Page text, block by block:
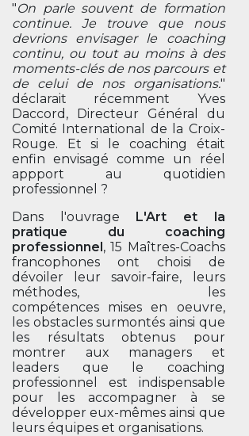
"On parle souvent de formation
continue. Je trouve que nous
devrions envisager le coaching
continu, ou tout au moins à des
moments-clés de nos parcours et
de celui de nos organisations."
déclarait récemment Yves
Daccord, Directeur Général du
Comité International de la Croix-
Rouge. Et si le coaching était
enfin envisagé comme un réel
appport au quotidien
professionnel ?
Dans l'ouvrage L'Art et la
pratique du coaching
professionnel, 15 Maîtres-Coachs
francophones ont choisi de
dévoiler leur savoir-faire, leurs
méthodes, les
compétences mises en oeuvre,
les obstacles surmontés ainsi que
les résultats obtenus pour
montrer aux managers et
leaders que le coaching
professionnel est indispensable
pour les accompagner à se
développer eux-mêmes ainsi que
leurs équipes et organisations.